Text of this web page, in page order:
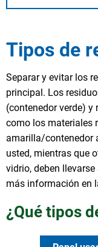
de
residuos
Tipos de
Separar y evitar los
principal. Los
(contenedor verde) y
como los materiales
amarilla/contenedor
usted, mientras que
vidrio, deben
más información en
¿Qué tipos